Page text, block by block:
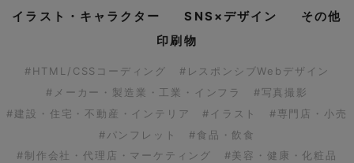
イラスト・キャラクター
SNS×デザイン
その他
印刷物
#HTML/CSSコーディング
#レスポンシブWebデザイン
#メーカー・製造業・工業・インフラ
#写真撮影
#建設・住宅・不動産・インテリア
#イラスト
#専門店・小売
#パンフレット
#食品・飲食
#制作会社・代理店・マーケティング
#美容・健康・化粧品